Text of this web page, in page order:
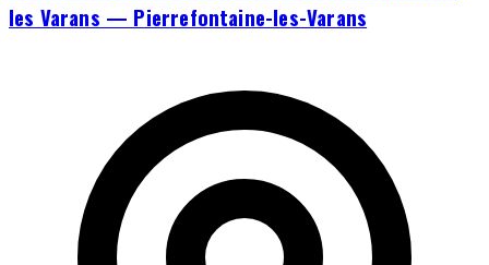
les Varans — Pierrefontaine-les-Varans